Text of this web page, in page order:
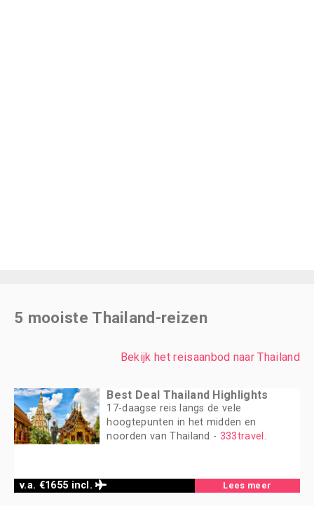
5 mooiste Thailand-reizen
Bekijk het reisaanbod naar Thailand
v.a. €1655 incl.
Best Deal Thailand Highlights
17-daagse reis langs de vele
hoogtepunten in het midden en
noorden van Thailand - 333travel.
Lees meer